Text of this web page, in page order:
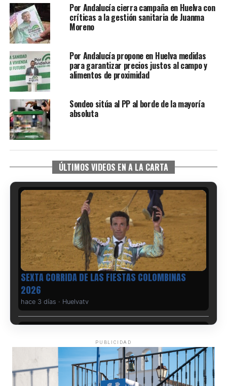
Por Andalucía cierra campaña en Huelva con
críticas a la gestión sanitaria de Juanma
Moreno
Por Andalucía propone en Huelva medidas
para garantizar precios justos al campo y
alimentos de proximidad
Sondeo sitúa al PP al borde de la mayoría
absoluta
ÚLTIMOS VIDEOS EN A LA CARTA
6º DÍA DE LAS FIESTAS COLOMBINAS 2026
hace 3 días
PUBLICIDAD